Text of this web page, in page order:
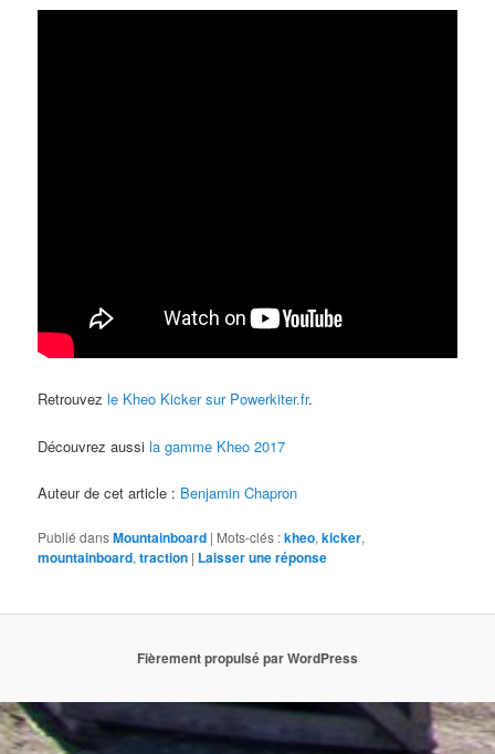
Retrouvezle Kheo Kicker sur Powerkiter.fr.
Découvrez aussila gamme Kheo 2017
Auteur de cet article : Benjamin Chapron
Publié dansMountainboard | Mots-clés :kheo,kicker,
mountainboard,traction | Laisser une réponse
Fièrement propulsé par WordPress